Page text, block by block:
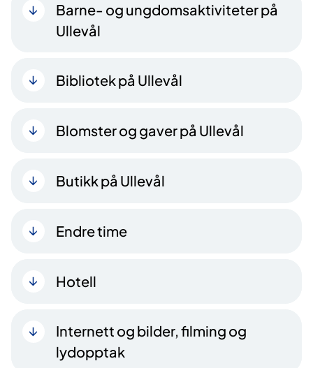
Barne- og ungdomsaktiviteter på
Ullevål
Bibliotek på Ullevål
Blomster og gaver på Ullevål
Butikk på Ullevål
Endre time
Hotell
Internett og bilder, filming og
lydopptak